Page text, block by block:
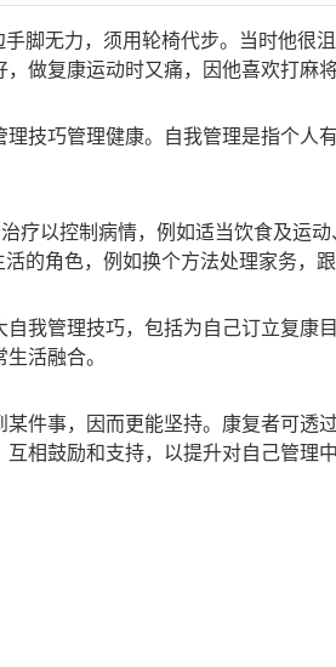
脚无力，须用轮椅代步。当时他
做复康运动时又痛，因他喜欢打麻
技巧管理健康。自我管理是指个
疗以控制病情，例如适当饮食及
的角色，例如换个方法处理家务，
我管理技巧，包括为自己订立复
活融合。
件事，因而更能坚持。康复者可
相鼓励和支持，以提升对自己管理